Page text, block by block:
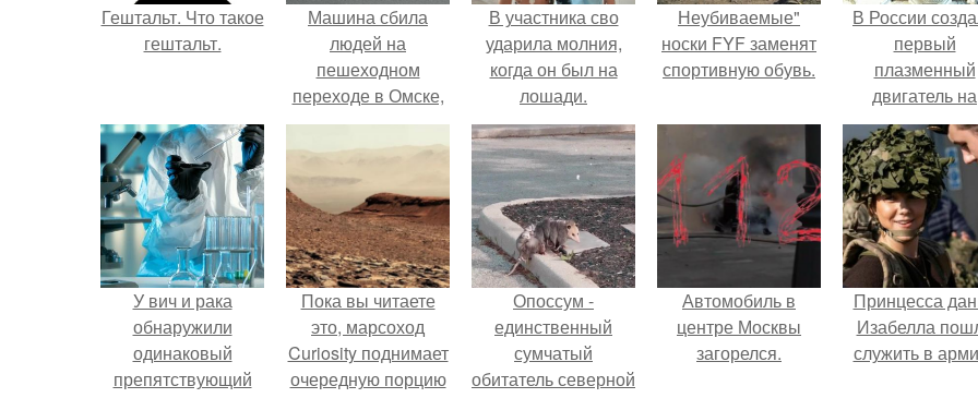
Гештальт. Что такое
гештальт.
Машина сбила
людей на
пешеходном
переходе в Омске,
пострадали 8
человек.
В участника сво
ударила молния,
когда он был на
лошади.
Неубиваемые"
носки FYF заменят
спортивную обувь.
В России
первый
плазменный
двигатель на
криптоне.
У вич и рака
обнаружили
одинаковый
препятствующий
Пока вы читаете
это, марсоход
Curiosity поднимает
очередную порцию
Опоссум -
единственный
сумчатый
обитатель северной
Автомобиль в
центре Москвы
загорелся.
Принцесса
Изабелла
служить в